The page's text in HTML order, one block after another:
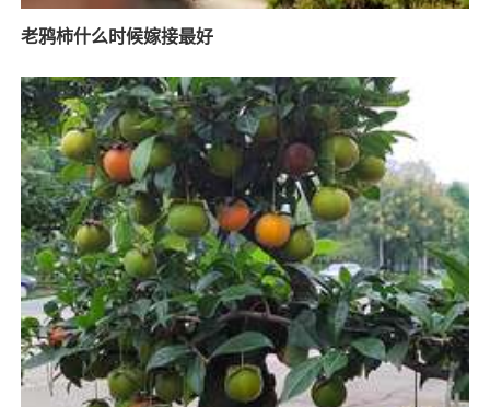
老鸦柿什么时候嫁接最好